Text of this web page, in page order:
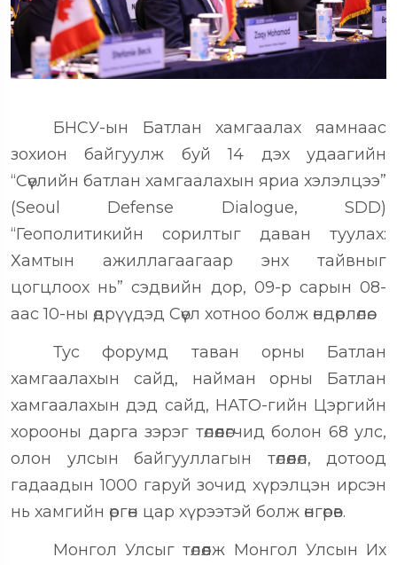
БНСУ-ын Батлан хамгаалах яамнаас
зохион байгуулж буй 14 дэх удаагийн
“Сөүлийн батлан хамгаалахын яриа хэлэлцээ”
(Seoul Defense Dialogue, SDD)
“Геополитикийн сорилтыг даван туулах:
Хамтын ажиллагаагаар энх тайвныг
цогцлоох нь” сэдвийн дор, 09-р сарын 08-
аас 10-ны өдрүүдэд Сөүл хотноо болж өндөрлөлөө.
Тус форумд таван орны Батлан
хамгаалахын сайд, найман орны Батлан
хамгаалахын дэд сайд, НАТО-гийн Цэргийн
хорооны дарга зэрэг төлөөлөгчид болон 68 улс,
олон улсын байгууллагын төлөөлөл, дотоод
гадаадын 1000 гаруй зочид хүрэлцэн ирсэн
нь хамгийн өргөн цар хүрээтэй болж өнгөрөв.
Монгол Улсыг төлөөлж Монгол Улсын Их